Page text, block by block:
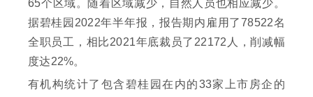
65个区域。随着区域减少，自然人员也相应减少。
据碧桂园2022年半年报，报告期内雇用了78522名
全职员工，相比2021年底裁员了22172人，削减幅
度达22%。
有机构统计了包含碧桂园在内的33家上市房企的